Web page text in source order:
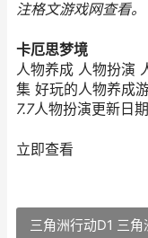
注格文游戏网查看。
卡厄思梦境
人物养成 人物扮演
集 好玩的人物养成
7.7人物扮演更新日
立即查看
三角洲行动D1 三